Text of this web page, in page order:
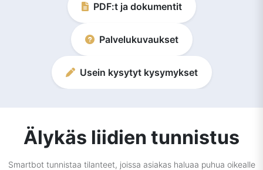
PDF:t ja dokumentit
Palvelukuvaukset
Usein kysytyt kysymykset
Älykäs liidien tunnistus
Smartbot tunnistaa tilanteet, joissa asiakas haluaa puhua oikealle